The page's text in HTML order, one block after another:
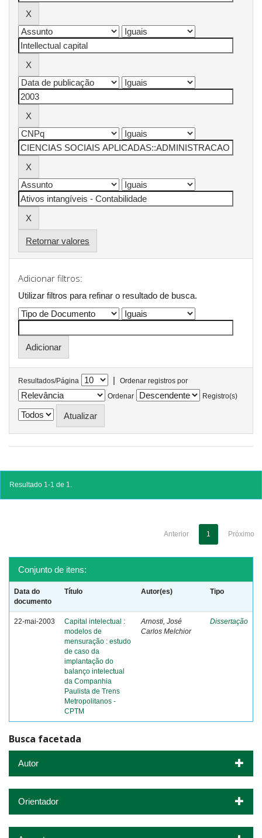
Retornar valores
Adicionar filtros:
Utilizar filtros para refinar o resultado de busca.
Resultados/Página |
Ordenar registros por
Ordenar
Registro(s)
Resultado 1-1 de 1.
Anterior 1 Próximo
Conjunto de itens:
Data do
documento
Título Autor(es) Tipo
22-mai-2003
Capital intelectual :
modelos de
mensuração : estudo
de caso da
implantação do
balanço intelectual
da Companhia
Paulista de Trens
Metropolitanos -
CPTM
Arnosti, José
Carlos Melchior
Dissertação
Busca facetada
Autor
Orientador